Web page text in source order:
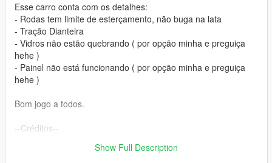
Esse carro conta com os detalhes:
- Rodas tem limite de esterçamento, não buga na lata
- Tração Dianteira
- Vidros não estão quebrando ( por opção minha e preguiça
hehe )
- Painel não está funcionando ( por opção minha e preguiça
hehe )
Bom jogo a todos.
--Créditos--
Autor: Vagalume3D, Igor 3D e outros.
Show Full Description